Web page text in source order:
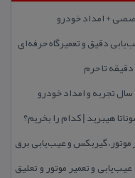
+ امداد خودرو
دقیق و تعمیرگاه حرفه‌ای
هیبرید | كدام را بخریم؟
و تعمیر موتور و تعلیق